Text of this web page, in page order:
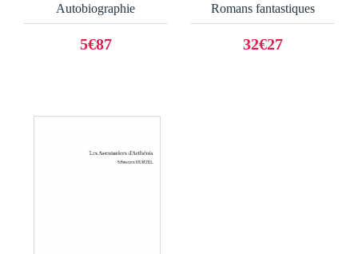
Autobiographie
5€87
Romans fantastiques
32€27